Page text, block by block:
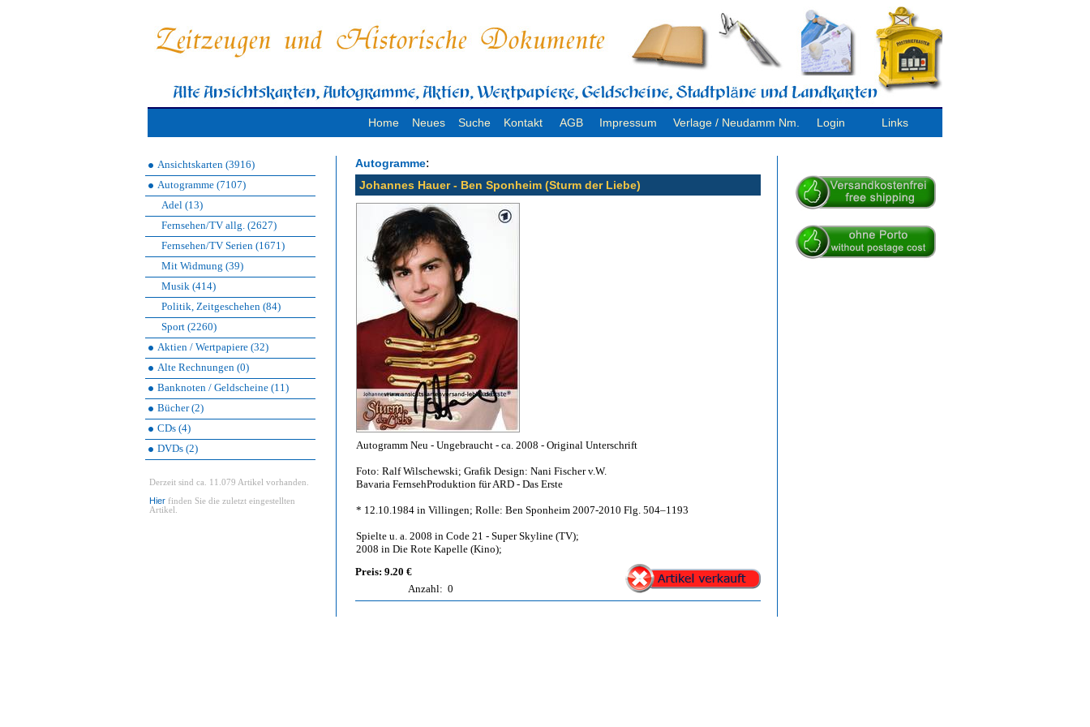
Home Neues Suche Kontakt AGB Impressum Verlage / Neudamm Nm. Login Links
Ansichtskarten (3916)
Autogramme (7107)
Adel (13)
Fernsehen/TV allg. (2627)
Fernsehen/TV Serien (1671)
Mit Widmung (39)
Musik (414)
Politik, Zeitgeschehen (84)
Sport (2260)
Aktien / Wertpapiere (32)
Alte Rechnungen (0)
Banknoten / Geldscheine (11)
Bücher (2)
CDs (4)
DVDs (2)
Derzeit sind ca. 11.079 Artikel vorhanden.
Hier finden Sie die zuletzt eingestellten
Artikel.
Autogramme:
Johannes Hauer - Ben Sponheim (Sturm der Liebe)
Autogramm Neu - Ungebraucht - ca. 2008 - Original Unterschrift
Foto: Ralf Wilschewski; Grafik Design: Nani Fischer v.W.
Bavaria FernsehProduktion für ARD - Das Erste
* 12.10.1984 in Villingen; Rolle: Ben Sponheim 2007-2010 Flg. 504–1193
Spielte u. a. 2008 in Code 21 - Super Skyline (TV);
2008 in Die Rote Kapelle (Kino);
Preis: 9.20 €
Anzahl: 0